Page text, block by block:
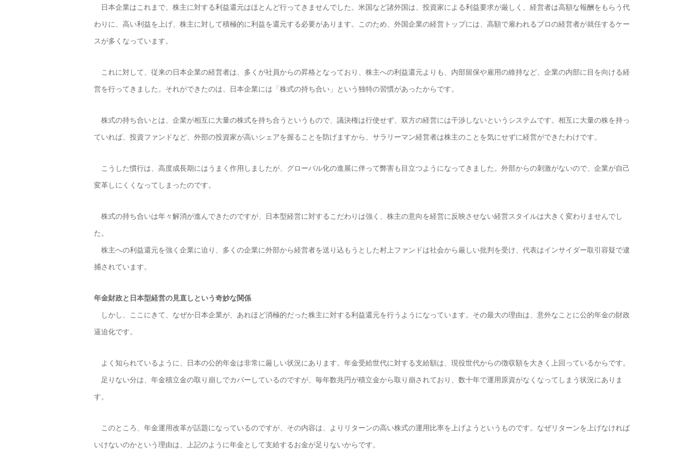
日本企業はこれまで、株主に対する利益還元はほとんど行ってきませんでした。米国など諸外国は、投資家による利益要求が厳しく、経営者は高額な報酬をもらう代
わりに、高い利益を上げ、株主に対して積極的に利益を還元する必要があります。このため、外国企業の経営トップには、高額で雇われるプロの経営者が就任するケー
スが多くなっています。
これに対して、従来の日本企業の経営者は、多くが社員からの昇格となっており、株主への利益還元よりも、内部留保や雇用の維持など、企業の内部に目を向ける経
営を行ってきました。それができたのは、日本企業には「株式の持ち合い」という独特の習慣があったからです。
株式の持ち合いとは、企業が相互に大量の株式を持ち合うというもので、議決権は行使せず、双方の経営には干渉しないというシステムです。相互に大量の株を持っ
ていれば、投資ファンドなど、外部の投資家が高いシェアを握ることを防げますから、サラリーマン経営者は株主のことを気にせずに経営ができたわけです。
こうした慣行は、高度成長期にはうまく作用しましたが、グローバル化の進展に伴って弊害も目立つようになってきました。外部からの刺激がないので、企業が自己
変革しにくくなってしまったのです。
株式の持ち合いは年々解消が進んできたのですが、日本型経営に対するこだわりは強く、株主の意向を経営に反映させない経営スタイルは大きく変わりませんでし
た。
株主への利益還元を強く企業に迫り、多くの企業に外部から経営者を送り込もうとした村上ファンドは社会から厳しい批判を受け、代表はインサイダー取引容疑で逮
捕されています。
年金財政と日本型経営の見直しという奇妙な関係
しかし、ここにきて、なぜか日本企業が、あれほど消極的だった株主に対する利益還元を行うようになっています。その最大の理由は、意外なことに公的年金の財政
逼迫化です。
よく知られているように、日本の公的年金は非常に厳しい状況にあります。年金受給世代に対する支給額は、現役世代からの徴収額を大きく上回っているからです。
足りない分は、年金積立金の取り崩しでカバーしているのですが、毎年数兆円が積立金から取り崩されており、数十年で運用原資がなくなってしまう状況にありま
す。
このところ、年金運用改革が話題になっているのですが、その内容は、よりリターンの高い株式の運用比率を上げようというものです。なぜリターンを上げなければ
いけないのかという理由は、上記のように年金として支給するお金が足りないからです。